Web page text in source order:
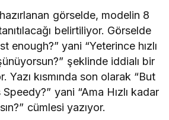
görselde, modelin 8
belirtiliyor. Görselde
enough?” yani “Yeterince hızlı
şeklinde iddialı bir
Yazı kısmında son olarak “But
yani “Ama Hızlı kadar
cümlesi yazıyor.